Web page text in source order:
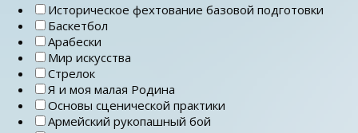
Историческое фехтование базовой подготовки
Баскетбол
Арабески
Мир искусства
Стрелок
Я и моя малая Родина
Основы сценической практики
Армейский рукопашный бой